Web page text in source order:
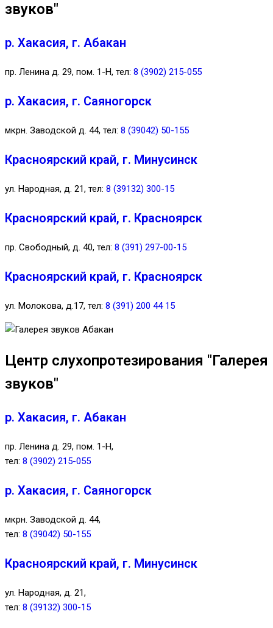
звуков"
р. Хакасия, г. Абакан
пр. Ленина д. 29, пом. 1-Н, тел: 8 (3902) 215-055
р. Хакасия, г. Саяногорск
мкрн. Заводской д. 44, тел: 8 (39042) 50-155
Красноярский край, г. Минусинск
ул. Народная, д. 21, тел: 8 (39132) 300-15
Красноярский край, г. Красноярск
пр. Свободный, д. 40, тел: 8 (391) 297-00-15
Красноярский край, г. Красноярск
ул. Молокова, д.17, тел: 8 (391) 200 44 15
Центр слухопротезирования "Галерея
звуков"
р. Хакасия, г. Абакан
пр. Ленина д. 29, пом. 1-Н,
тел: 8 (3902) 215-055
р. Хакасия, г. Саяногорск
мкрн. Заводской д. 44,
тел: 8 (39042) 50-155
Красноярский край, г. Минусинск
ул. Народная, д. 21,
тел: 8 (39132) 300-15